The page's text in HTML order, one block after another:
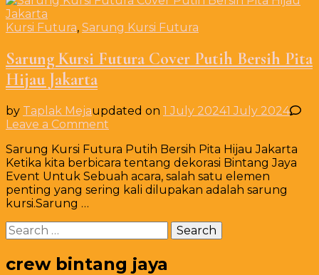
Kursi Futura, Sarung Kursi Futura
Sarung Kursi Futura Cover Putih Bersih Pita
Hijau Jakarta
by Taplak Mejaupdated on 1 July 20241 July 2024
Leave a Comment
Kursi
Futura
Cover
Putih
Sarung Kursi Futura Putih Bersih Pita Hijau Jakarta
Ketika kita berbicara tentang dekorasi Bintang Jaya
Event Untuk Sebuah acara, salah satu elemen
penting yang sering kali dilupakan adalah sarung
kursi.Sarung …
Search
for:
crew bintang jaya